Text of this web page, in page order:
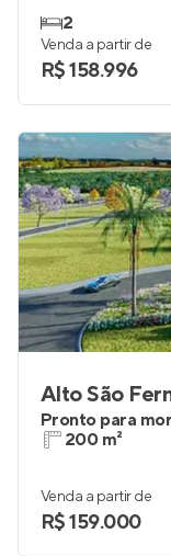
2
Venda a partir de
R$ 158.996
Alto São
Pronto para
200 m²
Venda a partir de
R$ 159.000